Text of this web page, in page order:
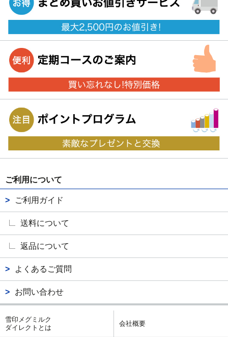
ご利用について
ご利用ガイド
送料について
返品について
よくあるご質問
お問い合わせ
雪印メグミルク
ダイレクトとは
会社概要